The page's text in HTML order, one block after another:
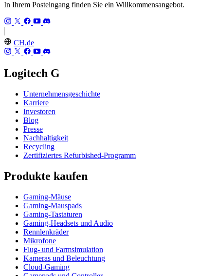
In Ihrem Posteingang finden Sie ein Willkommensangebot.
CH,de
Logitech G
Unternehmensgeschichte
Karriere
Investoren
Blog
Presse
Nachhaltigkeit
Recycling
Zertifiziertes Refurbished-Programm
Produkte kaufen
Gaming-Mäuse
Gaming-Mauspads
Gaming-Tastaturen
Gaming-Headsets und Audio
Rennlenkräder
Mikrofone
Flug- und Farmsimulation
Kameras und Beleuchtung
Cloud-Gaming